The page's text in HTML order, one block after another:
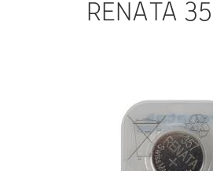
RENATA